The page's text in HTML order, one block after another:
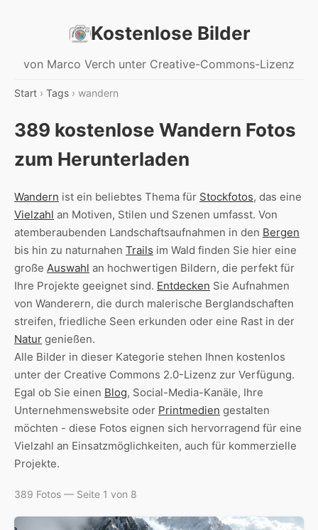
Kostenlose Bilder
von Marco Verch unter Creative-Commons-Lizenz
Start › Tags › wandern
389 kostenlose Wandern Fotos
zum Herunterladen
Wandern ist ein beliebtes Thema für Stockfotos, das eine
Vielzahl an Motiven, Stilen und Szenen umfasst. Von
atemberaubenden Landschaftsaufnahmen in den Bergen
bis hin zu naturnahen Trails im Wald finden Sie hier eine
große Auswahl an hochwertigen Bildern, die perfekt für
Ihre Projekte geeignet sind. Entdecken Sie Aufnahmen
von Wanderern, die durch malerische Berglandschaften
streifen, friedliche Seen erkunden oder eine Rast in der
Natur genießen.
Alle Bilder in dieser Kategorie stehen Ihnen kostenlos
unter der Creative Commons 2.0-Lizenz zur Verfügung.
Egal ob Sie einen Blog, Social-Media-Kanäle, Ihre
Unternehmenswebsite oder Printmedien gestalten
möchten - diese Fotos eignen sich hervorragend für eine
Vielzahl an Einsatzmöglichkeiten, auch für kommerzielle
Projekte.
389 Fotos — Seite 1 von 8